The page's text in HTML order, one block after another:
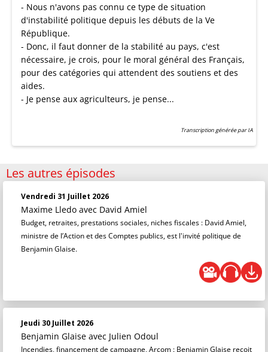
- Nous n'avons pas connu ce type de situation
d'instabilité politique depuis les débuts de la Ve
République.
- Donc, il faut donner de la stabilité au pays, c'est
nécessaire, je crois, pour le moral général des Français,
pour des catégories qui attendent des soutiens et des
aides.
- Je pense aux agriculteurs, je pense...
Transcription générée par IA
Les autres épisodes
Vendredi 31 Juillet 2026
Maxime Lledo avec David Amiel
Budget, retraites, prestations sociales, niches fiscales : David Amiel,
ministre de l’Action et des Comptes publics, est l'invité politique de
Benjamin Glaise.
Jeudi 30 Juillet 2026
Benjamin Glaise avec Julien Odoul
Incendies, financement de campagne, Arcom : Benjamin Glaise reçoit